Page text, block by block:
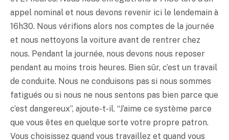
appel nominal et nous devons revenir ici le lendemain à
16h30. Nous vérifions alors nos comptes de la journée
et nous nettoyons la voiture avant de rentrer chez
nous. Pendant la journée, nous devons nous reposer
pendant au moins trois heures. Bien sûr, c’est un travail
de conduite. Nous ne conduisons pas si nous sommes
fatigués ou si nous ne nous sentons pas bien parce que
c’est dangereux”, ajoute-t-il. “J’aime ce système parce
que vous êtes en quelque sorte votre propre patron.
Vous choisissez quand vous travaillez et quand vous